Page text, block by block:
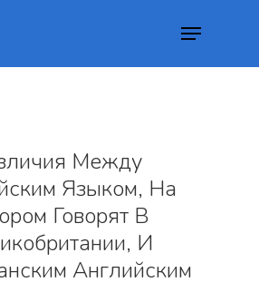
Между
Языком, На
Говорят В
И
Английским